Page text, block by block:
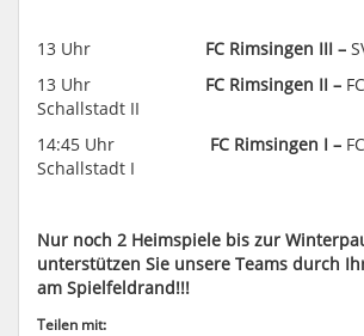
13 Uhr FC Rimsingen III –
13 Uhr FC Rimsingen II –
Schallstadt II
14:45 Uhr FC Rimsingen I –
Schallstadt I
Nur noch 2 Heimspiele bis zur
unterstützen Sie unsere Teams durch
am Spielfeldrand!!!
Teilen mit: